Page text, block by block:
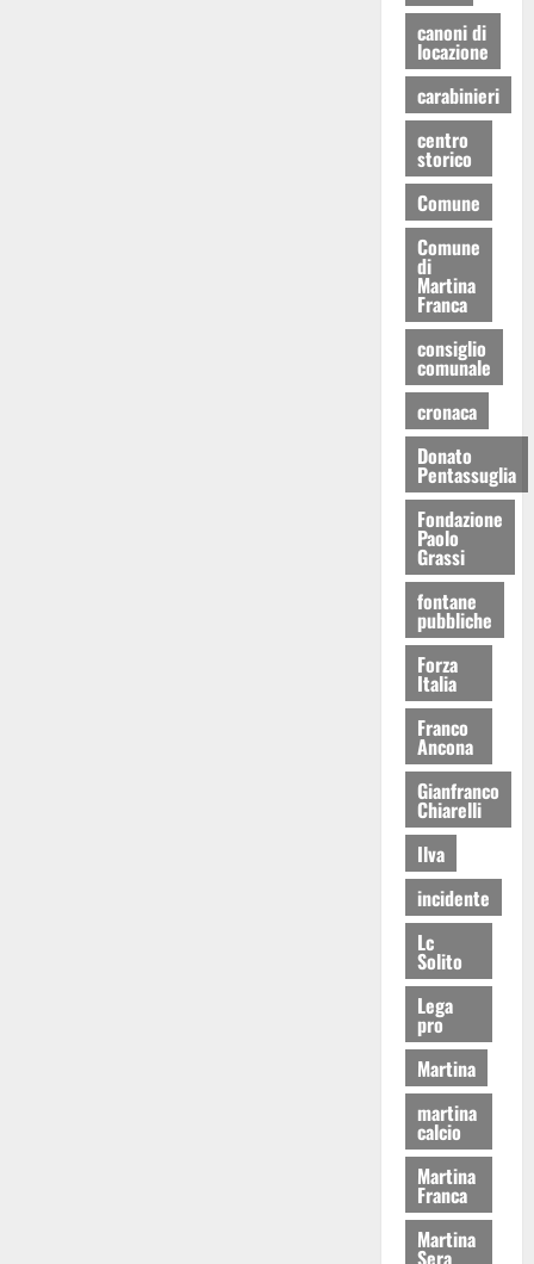
canoni di
locazione
carabinieri
centro
storico
Comune
Comune
di
Martina
Franca
consiglio
comunale
cronaca
Donato
Pentassuglia
Fondazione
Paolo
Grassi
fontane
pubbliche
Forza
Italia
Franco
Ancona
Gianfranco
Chiarelli
Ilva
incidente
Lc
Solito
Lega
pro
Martina
martina
calcio
Martina
Franca
Martina
Sera